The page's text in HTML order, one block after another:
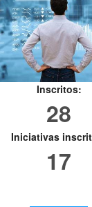
Inscritos:
28
Iniciativas
17